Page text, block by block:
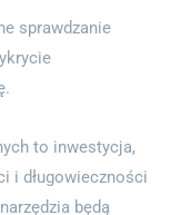
sprawdzanie
to inwestycja,
i długowieczności
będą